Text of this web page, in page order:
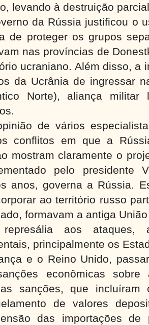
levando à destruição
da Rússia justificou o
de proteger os grupos
nas províncias de
ucraniano. Além disso, a
da Ucrânia de ingressar
Norte), aliança militar
de vários
conflitos em que a
mostram claramente o
pelo presidente
anos, governa a Rússia.
ao território russo
formavam a antiga
aos ataques,
principalmente os
e o Reino Unido,
econômicas
sanções, que
de valores
das importações de